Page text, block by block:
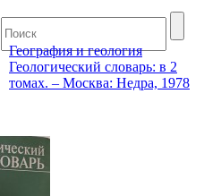
География и геология
Геологический словарь: в 2
томах. – Москва: Недра, 1978